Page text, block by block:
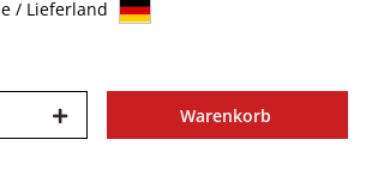
/ Lieferland
Warenkorb